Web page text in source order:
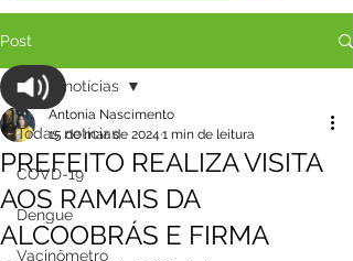
Post
Todas notícias
COVD-19
Dengue
Vacinômetro
Todas notícias
PREFEITO REALIZA VISITA
AOS RAMAIS DA
ALCOOBRÁS E FIRMA
Antonia Nascimento
15 de mar. de 2024 1 min de leitura